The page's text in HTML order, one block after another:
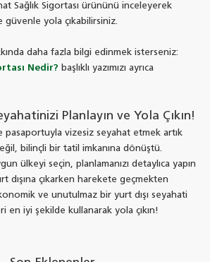
Sağlık Sigortası ürününü inceleyerek
güvenle yola çıkabilirsiniz.
daha fazla bilgi edinmek isterseniz:
Nedir? başlıklı yazımızı ayrıca
Planlayın ve Yola Çıkın!
pasaportuyla vizesiz seyahat etmek artık
bilinçli bir tatil imkanına dönüştü.
ülkeyi seçin, planlamanızı detaylıca yapın
dışına çıkarken harekete geçmekten
ve unutulmaz bir yurt dışı seyahati
en iyi şekilde kullanarak yola çıkın!